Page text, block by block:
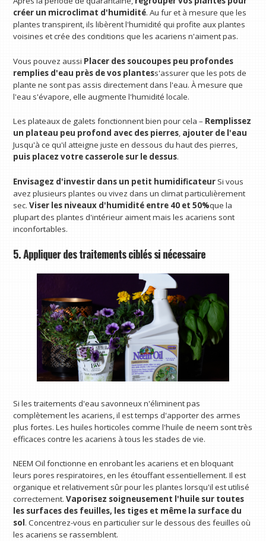
créer un microclimat d'humidité. Au fur et à mesure que les
plantes transpirent, ils libèrent l'humidité qui profite aux plantes
voisines et crée des conditions que les acariens n'aiment pas.
Vous pouvez aussi Placer des soucoupes peu profondes
remplies d'eau près de vos plantess'assurer que les pots de
plante ne sont pas assis directement dans l'eau. À mesure que
l'eau s'évapore, elle augmente l'humidité locale.
Les plateaux de galets fonctionnent bien pour cela – Remplissez
un plateau peu profond avec des pierres, ajouter de l'eau
Jusqu'à ce qu'il atteigne juste en dessous du haut des pierres,
puis placez votre casserole sur le dessus.
Envisagez d'investir dans un petit humidificateurSi vous
avez plusieurs plantes ou vivez dans un climat particulièrement
sec.Viser les niveaux d'humidité entre 40 et 50%que la
plupart des plantes d'intérieur aiment mais les acariens sont
inconfortables.
5. Appliquer des traitements ciblés si nécessaire
Si les traitements d'eau savonneux n'éliminent pas
complètement les acariens, il est temps d'apporter des armes
plus fortes. Les huiles horticoles comme l'huile de neem sont très
efficaces contre les acariens à tous les stades de vie.
NEEM Oil fonctionne en enrobant les acariens et en bloquant
leurs pores respiratoires, en les étouffant essentiellement. Il est
organique et relativement sûr pour les plantes lorsqu'il est utilisé
correctement.Vaporisez soigneusement l'huile sur toutes
les surfaces des feuilles, les tiges et même la surface du
sol . Concentrez-vous en particulier sur le dessous des feuilles où
les acariens se rassemblent.